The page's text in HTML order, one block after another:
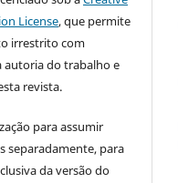
License, que permite
irrestrito com
autoria do trabalho e
revista.
para assumir
separadamente, para
da versão do